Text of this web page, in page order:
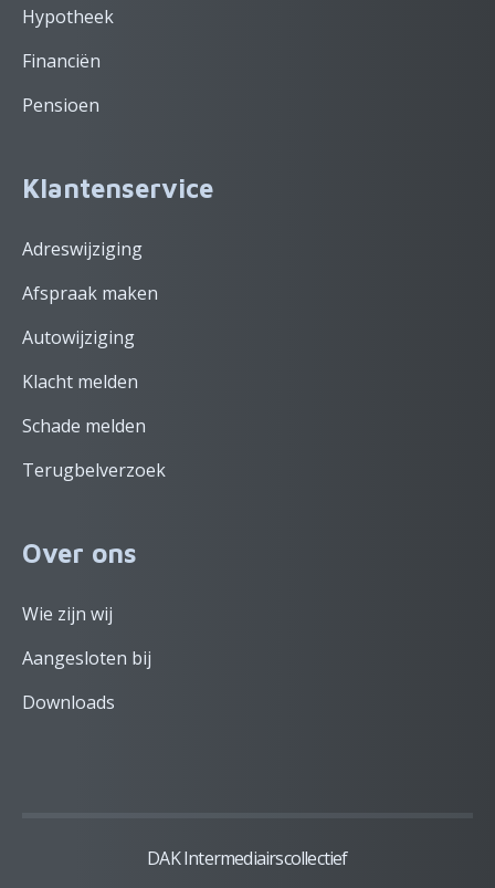
Hypotheek
Financiën
Pensioen
Klantenservice
Adreswijziging
Afspraak maken
Autowijziging
Klacht melden
Schade melden
Terugbelverzoek
Over ons
Wie zijn wij
Aangesloten bij
Downloads
DAK Intermediairscollectief